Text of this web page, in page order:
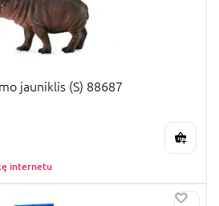
jauniklis (S) 88687
internetu